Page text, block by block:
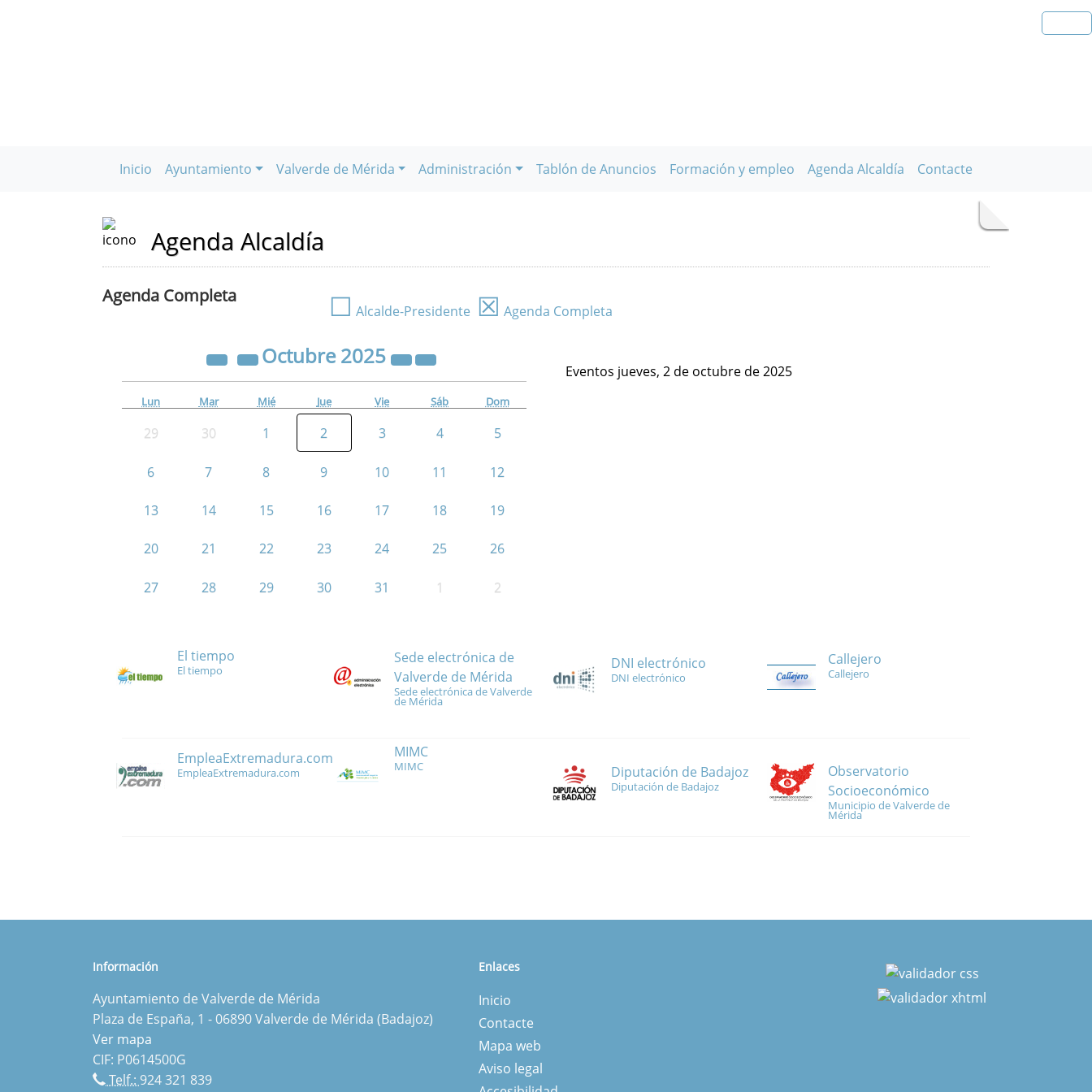
Inicio Ayuntamiento Valverde de Mérida Administración Tablón de Anuncios Formación y empleo Agenda Alcaldía Contacte
Agenda Alcaldía
Agenda Completa ☐ Alcalde-Presidente ☒ Agenda Completa
Octubre2025
Lun Mar Mié Jue Vie Sáb Dom
29 30 1 2 3 4 5
6 7 8 9 10 11 12
13 14 15 16 17 18 19
20 21 22 23 24 25 26
27 28 29 30 31 1 2
Eventos jueves, 2 de octubre de 2025
El tiempo
El tiempo
Sede electrónica de
Valverde de Mérida
Sede electrónica de Valverde
de Mérida
DNI electrónico
DNI electrónico
Callejero
Callejero
EmpleaExtremadura.com
EmpleaExtremadura.com
MIMC
MIMC Diputación de Badajoz
Diputación de Badajoz
Observatorio
Socioeconómico
Municipio de Valverde de
Mérida
Información
Ayuntamiento de Valverde de Mérida
Plaza de España, 1 - 06890 Valverde de Mérida (Badajoz)
Ver mapa
CIF: P0614500G
Telf.:924 321 839
Enlaces
Inicio
Contacte
Mapa web
Aviso legal